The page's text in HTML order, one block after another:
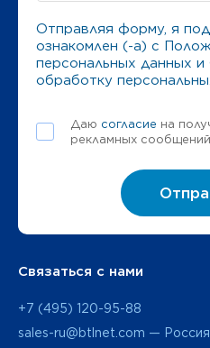
Связаться с нами
+7 (495) 120-95-88
sales-ru@btlnet.com — Россия
Отправляя форму, я
ознакомлен (-а) с
персональных данных и
обработку
Даю согласие на
рекламных